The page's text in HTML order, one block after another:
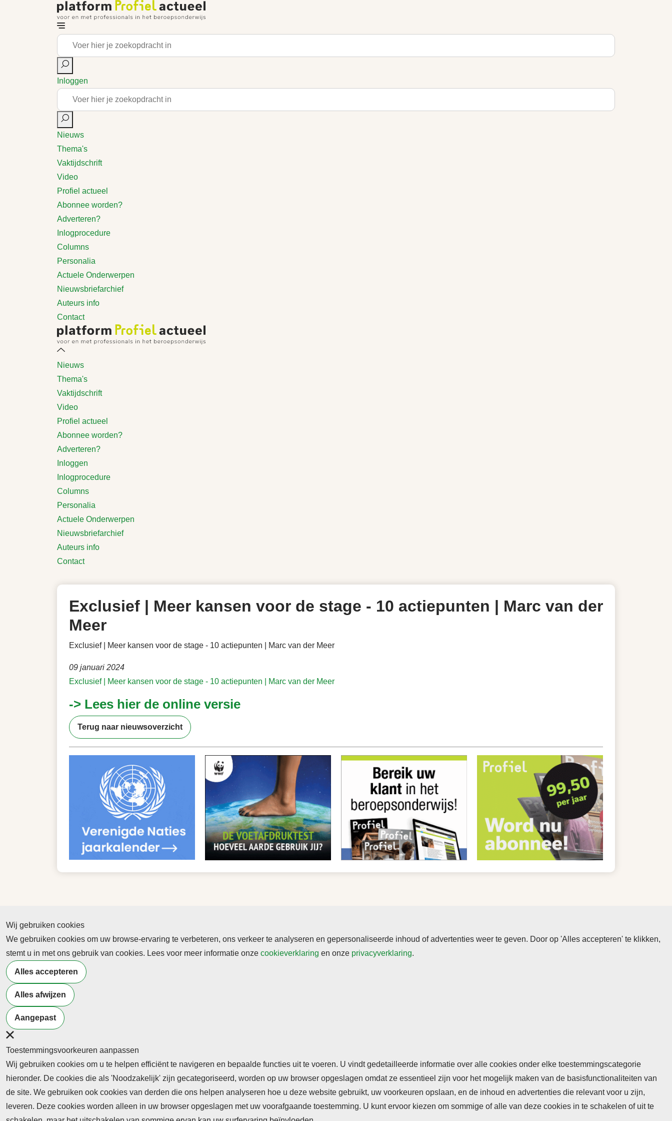
Inloggen
Nieuws
Thema's
Vaktijdschrift
Video
Profiel actueel
Abonnee worden?
Adverteren?
Inlogprocedure
Columns
Personalia
Actuele Onderwerpen
Nieuwsbriefarchief
Auteurs info
Contact
Nieuws
Thema's
Vaktijdschrift
Video
Profiel actueel
Abonnee worden?
Adverteren?
Inloggen
Inlogprocedure
Columns
Personalia
Actuele Onderwerpen
Nieuwsbriefarchief
Auteurs info
Contact
Exclusief | Meer kansen voor de stage - 10 actiepunten | Marc van der
Meer
Exclusief | Meer kansen voor de stage - 10 actiepunten | Marc van der Meer
09 januari 2024
Exclusief | Meer kansen voor de stage - 10 actiepunten | Marc van der Meer
-> Lees hier de online versie
Terug naar nieuwsoverzicht
Wij gebruiken cookies
We gebruiken cookies om uw browse-ervaring te verbeteren, ons verkeer te analyseren en gepersonaliseerde inhoud of advertenties weer te geven. Door op 'Alles accepteren' te klikken,
stemt u in met ons gebruik van cookies. Lees voor meer informatie onze cookieverklaring en onze privacyverklaring.
Alles accepteren
Alles afwijzen
Aangepast
Toestemmingsvoorkeuren aanpassen
Wij gebruiken cookies om u te helpen efficiënt te navigeren en bepaalde functies uit te voeren. U vindt gedetailleerde informatie over alle cookies onder elke toestemmingscategorie
hieronder. De cookies die als 'Noodzakelijk' zijn gecategoriseerd, worden op uw browser opgeslagen omdat ze essentieel zijn voor het mogelijk maken van de basisfunctionaliteiten van
de site. We gebruiken ook cookies van derden die ons helpen analyseren hoe u deze website gebruikt, uw voorkeuren opslaan, en de inhoud en advertenties die relevant voor u zijn,
leveren. Deze cookies worden alleen in uw browser opgeslagen met uw voorafgaande toestemming. U kunt ervoor kiezen om sommige of alle van deze cookies in te schakelen of uit te
Abonnement
Nieuws
Meld je aan voor de nieuwsbrief
Neem contact op